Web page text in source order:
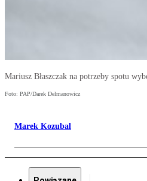
Mariusz Błaszczak na potrzeby spotu
Foto: PAP/Darek Delmanowicz
Marek Kozubal